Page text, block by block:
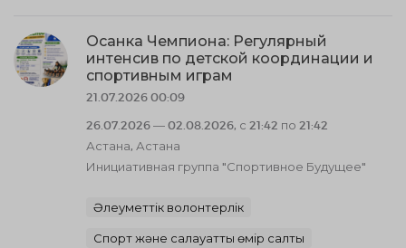
Осанка Чемпиона: Регулярный
интенсив по детской координации и
спортивным играм
21.07.2026 00:09
26.07.2026 — 02.08.2026, с 21:42 по 21:42
Астана, Астана
Инициативная группа "Спортивное Будущее"
Әлеуметтік волонтерлік
Спорт және салауатты өмір салты